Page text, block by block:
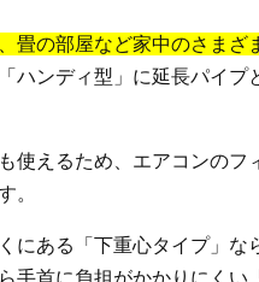
畳の部屋など家中のさま
ハンディ型」に延長パイプ
使えるため、エアコンのフ
。
にある「下重心タイプ」な